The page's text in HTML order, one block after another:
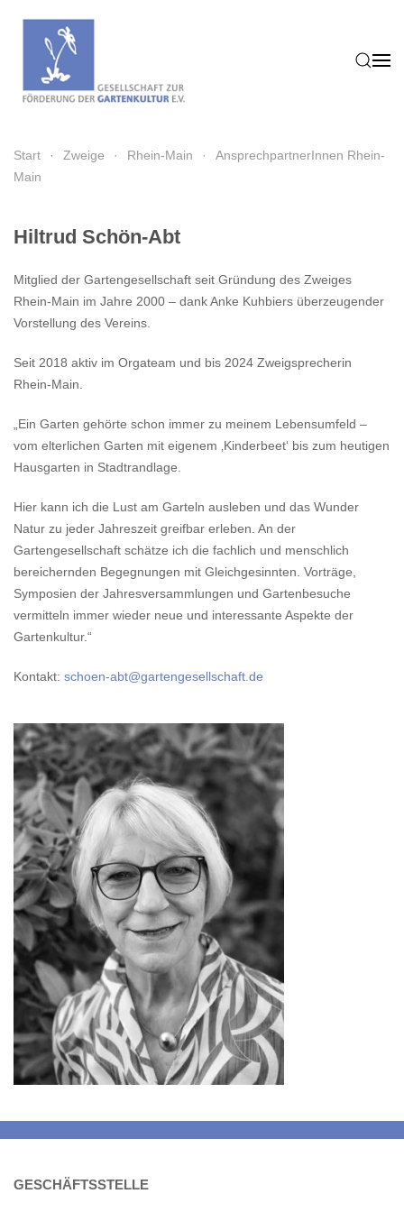
Zum Hauptinhalt springen
Start Zweige Rhein-Main
AnsprechpartnerInnen Rhein-
Main
Hiltrud Schön-Abt
Mitglied der Gartengesellschaft seit Gründung des Zweiges
Rhein-Main im Jahre 2000 – dank Anke Kuhbiers überzeugender
Vorstellung des Vereins.
Seit 2018 aktiv im Orgateam und bis 2024 Zweigsprecherin
Rhein-Main.
„Ein Garten gehörte schon immer zu meinem Lebensumfeld –
vom elterlichen Garten mit eigenem ‚Kinderbeet‘ bis zum heutigen
Hausgarten in Stadtrandlage.
Hier kann ich die Lust am Garteln ausleben und das Wunder
Natur zu jeder Jahreszeit greifbar erleben. An der
Gartengesellschaft schätze ich die fachlich und menschlich
bereichernden Begegnungen mit Gleichgesinnten. Vorträge,
Symposien der Jahresversammlungen und Gartenbesuche
vermitteln immer wieder neue und interessante Aspekte der
Gartenkultur.“
Kontakt: schoen-abt@gartengesellschaft.de
GESCHÄFTSSTELLE